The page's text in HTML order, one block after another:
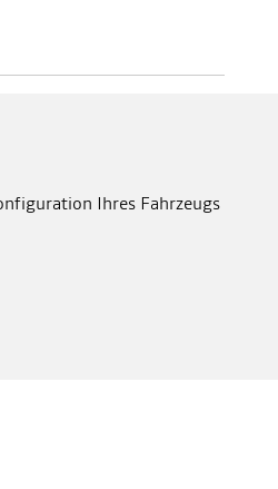
Ihres Fahrzeugs